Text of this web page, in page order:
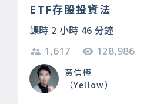
ETF存股投資法
課時 2 小時 46 分鐘
1,617 128,986
黃信樺
（Yellow）